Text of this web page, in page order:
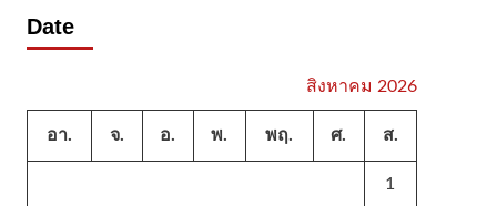
Date
สิงหาคม 2026
อา. จ. อ. พ. พฤ. ศ. ส.
1